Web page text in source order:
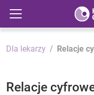
Dla lekarzy Relacje
Relacje